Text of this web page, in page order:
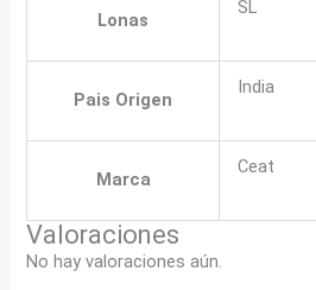
Lonas
SL
Pais Origen
India
Marca
Ceat
Valoraciones
No hay valoraciones aún.